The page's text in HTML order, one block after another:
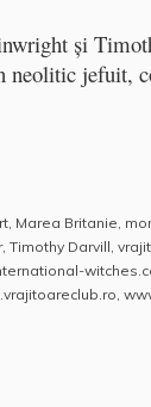
şi
neolitic jefuit,
Marea Britanie
, Timothy Darvill